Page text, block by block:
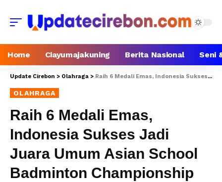
Home Ciayumajakuning Berita Nasional Seni
Update Cirebon > Olahraga > Raih 6 Medali Emas, Indonesia Sukses Jadi Juara Umum Asian School Badminton Championship (ASBC) 2024
OLAHRAGA
Raih 6 Medali Emas,
Indonesia Sukses Jadi
Juara Umum Asian School
Badminton Championship